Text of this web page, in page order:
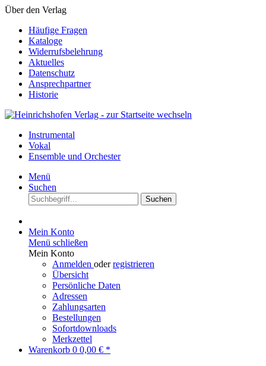
Über den Verlag
Häufige Fragen
Kataloge
Widerrufsbelehrung
Aktuelles
Datenschutz
Ansprechpartner
Historie
Instrumental
Vokal
Ensemble und Orchester
Menü
Suchen
Suchen
Mein Konto
Menü schließen
Mein Konto
Anmelden oderregistrieren
Übersicht
Persönliche Daten
Adressen
Zahlungsarten
Bestellungen
Sofortdownloads
Merkzettel
Warenkorb 0 0,00 € *